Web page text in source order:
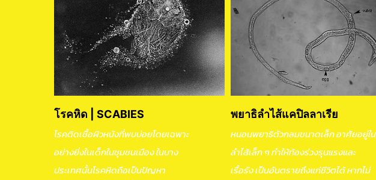
โรคหิด | SCABIES
โรคติดเชื้อผิวหนังที่พบบ่อยโดยเฉพาะ
อย่างยิ่งในเด็กในชุมชนเมือง ในบาง
ประเทศนั้นโรคหิดถือเป็นปัญหา
พยาธิลำไส้แคปิลลาเรีย
หนอนพยาธิตัวกลมขนาดเล็ก อาศัยอยู่ใน
ลำไส้เล็ก ๆ ทำให้ท้องร่วงรุนแรงและ
เรื้อรัง เป็นอันตรายถึงแก่ชีวิตได้ หากไม่